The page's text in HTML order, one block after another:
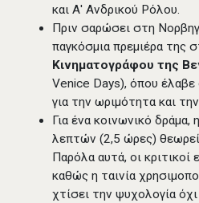
και Α' Ανδρικού Ρόλου.
Πριν σαρώσει στη
παγκόσμια πρεμιέρα της
Κινηματογράφου της
Venice Days), όπου έλαβε
για την ωριμότητα και
Για ένα κοινωνικό δράμα,
λεπτών (2,5 ώρες)
Παρόλα αυτά, οι
καθώς η ταινία
χτίσει την ψυχολογία